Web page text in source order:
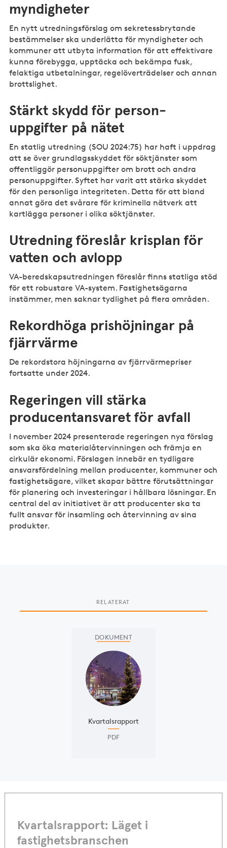
myndigheter
En nytt utredningsförslag om sekretessbrytande
bestämmelser ska underlätta för myndigheter och
kommuner att utbyta information för att effektivare
kunna förebygga, upptäcka och bekämpa fusk,
felaktiga utbetalningar, regelöverträdelser och annan
brottslighet.
Stärkt skydd för person-
uppgifter på nätet
En statlig utredning (SOU 2024:75) har haft i uppdrag
att se över grundlagsskyddet för söktjänster som
offentliggör personuppgifter om brott och andra
personuppgifter. Syftet har varit att stärka skyddet
för den personliga integriteten. Detta för att bland
annat göra det svårare för kriminella nätverk att
kartlägga personer i olika söktjänster.
Utredning föreslår krisplan för
vatten och avlopp
VA-beredskapsutredningen föreslår finns statliga stöd
för ett robustare VA-system. Fastighetsägarna
instämmer, men saknar tydlighet på flera områden.
Rekordhöga prishöjningar på
fjärrvärme
De rekordstora höjningarna av fjärrvärmepriser
fortsatte under 2024.
Regeringen vill stärka
producentansvaret för avfall
I november 2024 presenterade regeringen nya förslag
som ska öka materialåtervinningen och främja en
cirkulär ekonomi. Förslagen innebär en tydligare
ansvarsfördelning mellan producenter, kommuner och
fastighetsägare, vilket skapar bättre förutsättningar
för planering och investeringar i hållbara lösningar. En
central del av initiativet är att producenter ska ta
fullt ansvar för insamling och återvinning av sina
produkter.
RELATERAT
DOKUMENT
Kvartalsrapport
PDF
Kvartalsrapport: Läget i
fastighetsbranschen